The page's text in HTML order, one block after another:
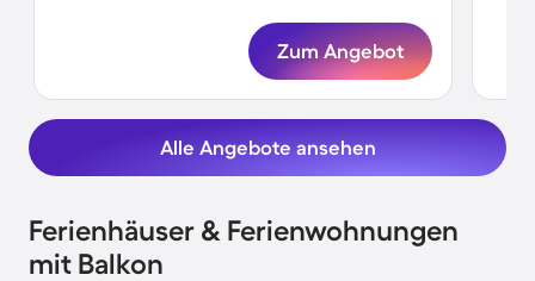
Zum Angebot
Alle Angebote ansehen
Ferienhäuser & Ferienwohnungen
mit Balkon